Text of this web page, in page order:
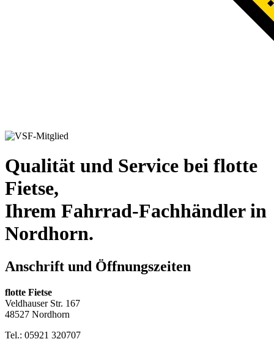
Qualität und Service bei flotte
Fietse,
Ihrem Fahrrad-Fachhändler in
Nordhorn.
Anschrift und Öffnungszeiten
flotte Fietse
Veldhauser Str. 167
48527 Nordhorn
Tel.: 05921 320707